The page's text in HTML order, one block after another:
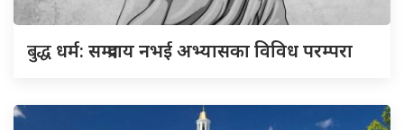
बुद्ध धर्म: सम्प्रदाय नभई अभ्यासका विविध परम्परा